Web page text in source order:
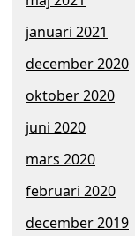
januari 2021
december 2020
oktober 2020
juni 2020
mars 2020
februari 2020
december 2019